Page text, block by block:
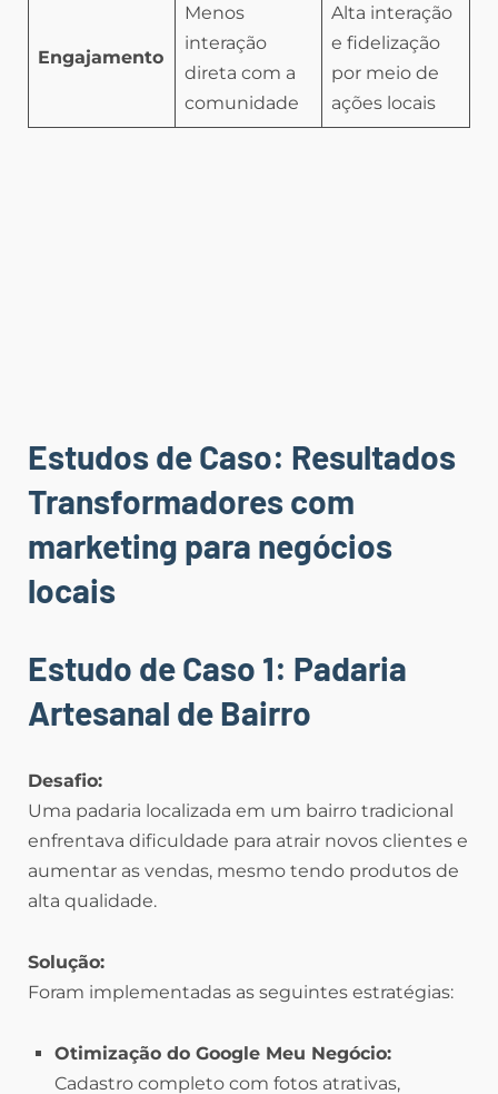
Engajamento
Menos
interação
direta com a
comunidade
Alta interação
e fidelização
por meio de
ações locais
Estudos de Caso: Resultados
Transformadores com
marketing para negócios
locais
Estudo de Caso 1: Padaria
Artesanal de Bairro
Desafio:
Uma padaria localizada em um bairro tradicional
enfrentava dificuldade para atrair novos clientes e
aumentar as vendas, mesmo tendo produtos de
alta qualidade.
Solução:
Foram implementadas as seguintes estratégias:
Otimização do Google Meu Negócio:
Cadastro completo com fotos atrativas,